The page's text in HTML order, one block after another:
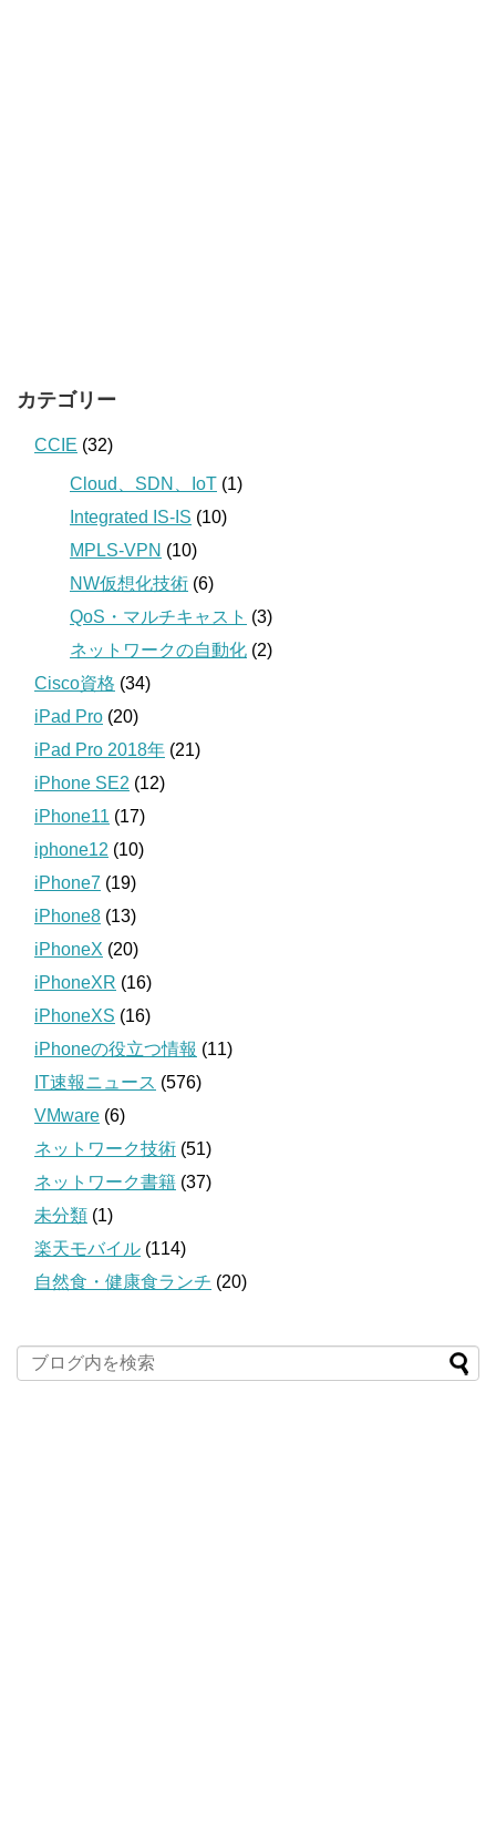
カテゴリー
CCIE (32)
Cloud、SDN、IoT (1)
Integrated IS-IS (10)
MPLS-VPN (10)
NW仮想化技術 (6)
QoS・マルチキャスト (3)
ネットワークの自動化 (2)
Cisco資格 (34)
iPad Pro (20)
iPad Pro 2018年 (21)
iPhone SE2 (12)
iPhone11 (17)
iphone12 (10)
iPhone7 (19)
iPhone8 (13)
iPhoneX (20)
iPhoneXR (16)
iPhoneXS (16)
iPhoneの役立つ情報 (11)
IT速報ニュース (576)
VMware (6)
ネットワーク技術 (51)
ネットワーク書籍 (37)
未分類 (1)
楽天モバイル (114)
自然食・健康食ランチ (20)